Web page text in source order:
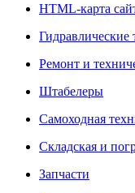
HTML-карта
Гидравлические
Ремонт и
Штабелеры
Самоходная
Складская и
Запчасти